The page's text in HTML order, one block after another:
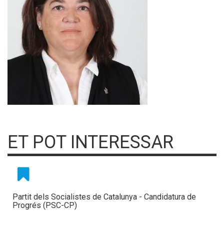
ET POT INTERESSAR
Partit dels Socialistes de Catalunya - Candidatura de
Progrés (PSC-CP)